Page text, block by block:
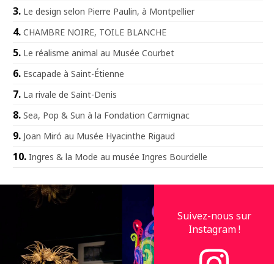
Le design selon Pierre Paulin, à Montpellier
CHAMBRE NOIRE, TOILE BLANCHE
Le réalisme animal au Musée Courbet
Escapade à Saint-Étienne
La rivale de Saint-Denis
Sea, Pop & Sun à la Fondation Carmignac
Joan Miró au Musée Hyacinthe Rigaud
Ingres & la Mode au musée Ingres Bourdelle
Suivez-nous sur
Instagram !